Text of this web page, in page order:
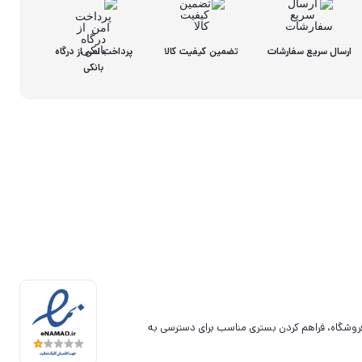
ارسال سریع سفارشات تضمین کیفیت کالا
پرداخت امن از درگاه
بانکی
فراهم کردن بستری مناسب برای دسترسی به